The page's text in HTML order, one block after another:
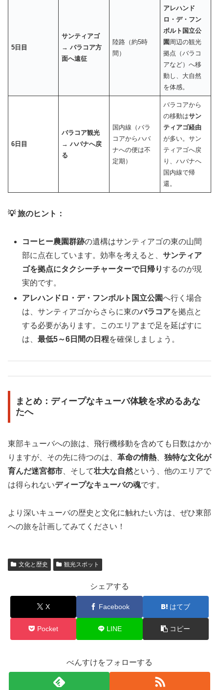
5日目
サンティアゴ
→ バラコア方
面へ遠征
陸路（約5時
間）
アレハンド
ロ・デ・フン
ボルト国立公
園 周辺の観光
拠点（バラコ
アなど）へ移
動し、大自然
を体感。
6日目
バラコア観光
→ ハバナへ戻
る
国内線（バラ
コアからハバ
ナへの便は不
定期）
バラコアから
の移動はサン
ティアゴ経由
が多い。サン
ティアゴへ戻
り、ハバナへ
国内線で帰
還。
💡 旅のヒント：
コーヒー農園群跡の遺構はサンティアゴの東の山間
部に点在しています。効率を考えると、サンティア
ゴを拠点にタクシーチャーターで日帰りするのが現
実的です。
アレハンドロ・デ・フンボルト国立公園へ行く場合
は、サンティアゴからさらに東のバラコアを拠点と
する必要があります。このエリアまで足を延ばすに
は、最低5～6日間の日程を確保しましょう。
まとめ：ディープなキューバ体験を求めるあな
たへ
東部キューバへの旅は、飛行機移動を含めても日数はかか
りますが、その先に待つのは、 革命の情熱
独特な文化が
育んだ迷宮都市 、そして壮大な自然という、他のエリアで
は得られないディープなキューバの魂です。
より深いキューバの歴史と文化に触れたい方は、ぜひ東部
への旅を計画してみてください！
文化と歴史 観光スポット
シェアする
X Facebook はてブ
Pocket LINE コピー
べんすけをフォローする